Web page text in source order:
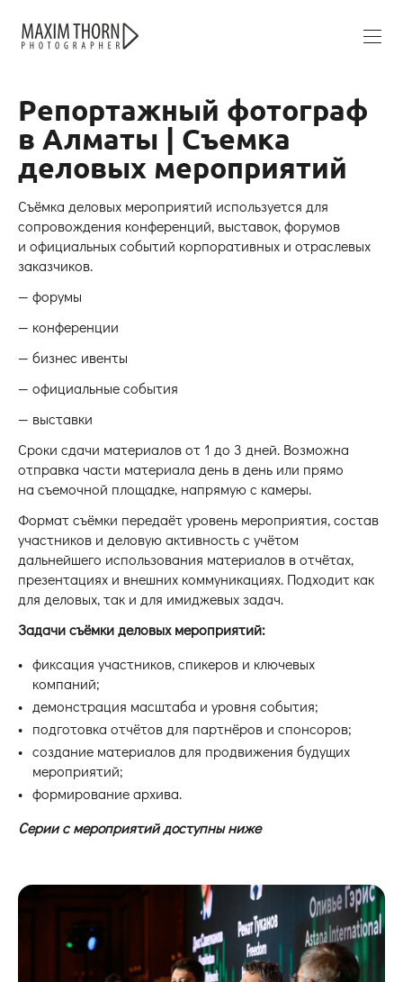
Репортажный фотограф
в Алматы | Съемка
деловых мероприятий
Съёмка деловых мероприятий используется для
сопровождения конференций, выставок, форумов
и официальных событий корпоративных и отраслевых
заказчиков.
— форумы
— конференции
— бизнес ивенты
— официальные события
— выставки
Сроки сдачи материалов от 1 до 3 дней. Возможна
отправка части материала день в день или прямо
на съемочной площадке, напрямую с камеры.
Формат съёмки передаёт уровень мероприятия, состав
участников и деловую активность с учётом
дальнейшего использования материалов в отчётах,
презентациях и внешних коммуникациях. Подходит как
для деловых, так и для имиджевых задач.
Задачи съёмки деловых мероприятий:
фиксация участников, спикеров и ключевых
компаний;
демонстрация масштаба и уровня события;
подготовка отчётов для партнёров и спонсоров;
создание материалов для продвижения будущих
мероприятий;
формирование архива.
Серии с мероприятий доступны ниже